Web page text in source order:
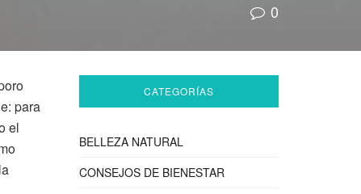
0
para
el
CATEGORÍAS
BELLEZA NATURAL
CONSEJOS DE BIENESTAR